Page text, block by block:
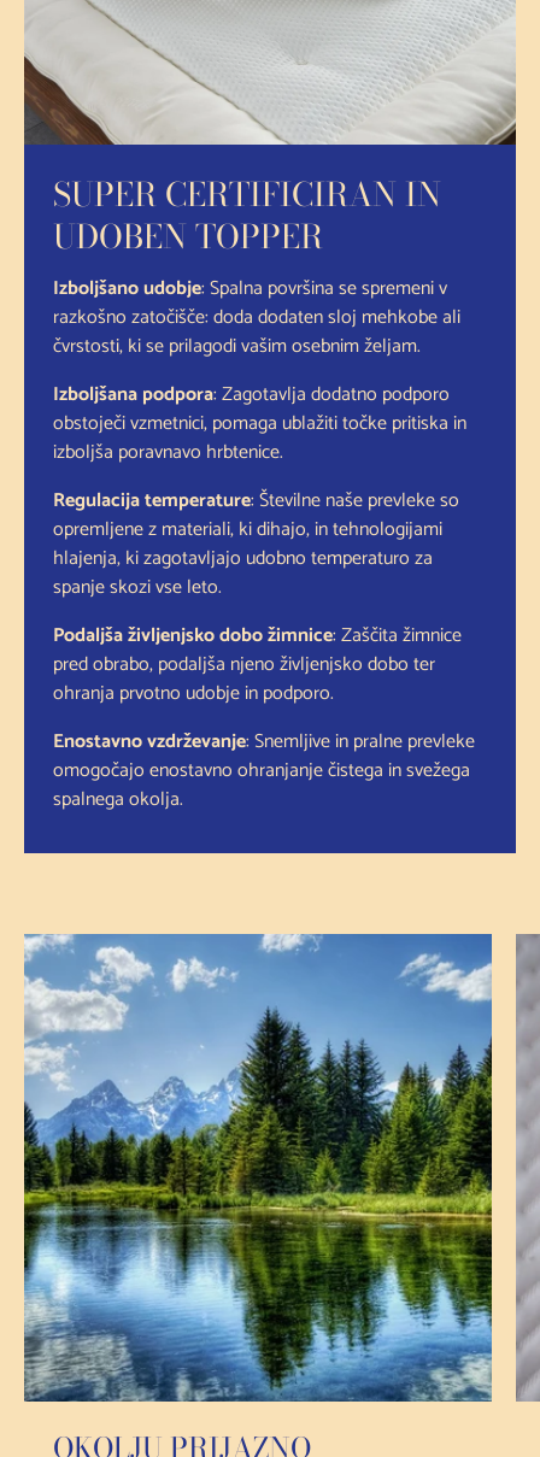
SUPER CERTIFICIRAN IN
UDOBEN TOPPER
Izboljšano udobje: Spalna površina se spremeni v
razkošno zatočišče: doda dodaten sloj mehkobe ali
čvrstosti, ki se prilagodi vašim osebnim željam.
Izboljšana podpora: Zagotavlja dodatno podporo
obstoječi vzmetnici, pomaga ublažiti točke pritiska in
izboljša poravnavo hrbtenice.
Regulacija temperature: Številne naše prevleke so
opremljene z materiali, ki dihajo, in tehnologijami
hlajenja, ki zagotavljajo udobno temperaturo za
spanje skozi vse leto.
Podaljša življenjsko dobo žimnice: Zaščita žimnice
pred obrabo, podaljša njeno življenjsko dobo ter
ohranja prvotno udobje in podporo.
Enostavno vzdrževanje: Snemljive in pralne prevleke
omogočajo enostavno ohranjanje čistega in svežega
spalnega okolja.
OKOLJU PRIJAZNO